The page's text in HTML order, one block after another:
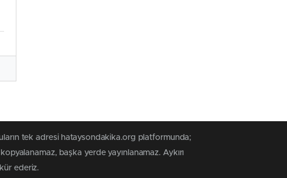
tek adresi hataysondakika.org platformunda;
başka yerde yayınlanamaz. Aykırı
ederiz.